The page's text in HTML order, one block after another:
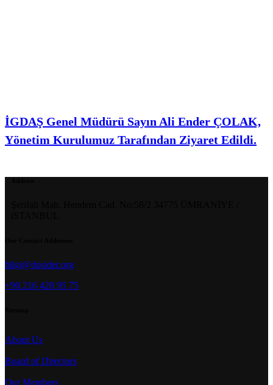
İGDAŞ Genel Müdürü Sayın Ali Ender ÇOLAK,
Yönetim Kurulumuz Tarafından Ziyaret Edildi.
bilgi@dosider.org
+90 216 420 95 75
About Us
Board of Directors
Our Members